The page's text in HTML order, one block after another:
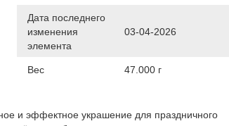
Дата последнего
изменения
элемента
03-04-2026
Вес 47.000 г
и эффектное украшение для праздничного